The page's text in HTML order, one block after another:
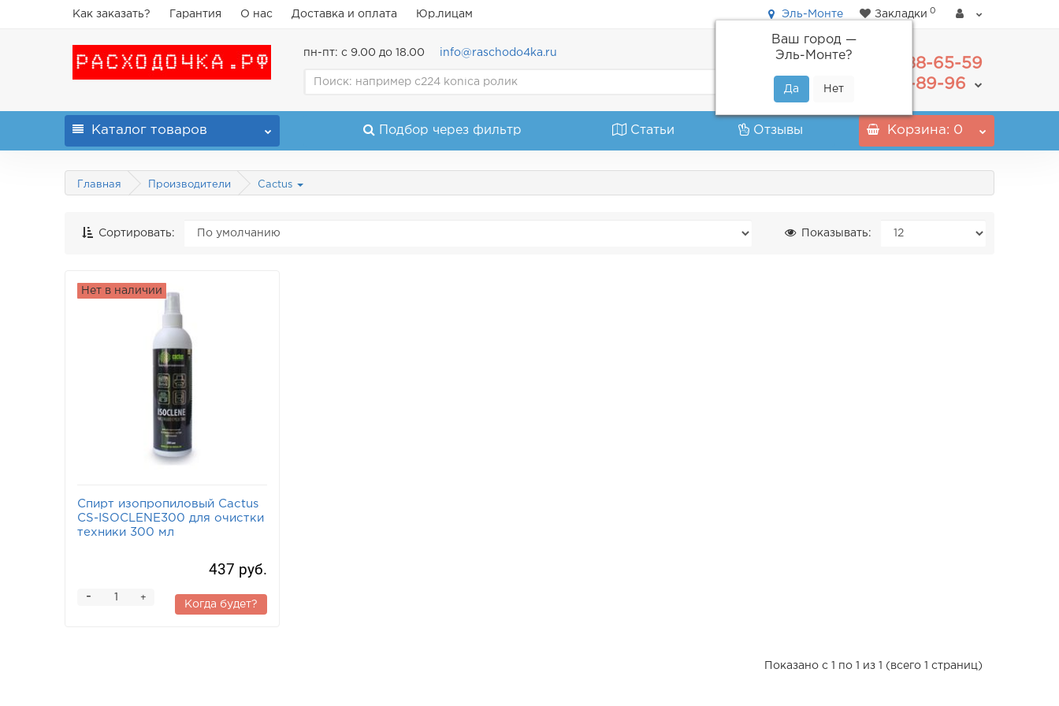
Как заказать? Гарантия О нас Доставка и оплата Юр.лицам Эль-Монте
Ваш город —
Эль-Монте?
Закладки 0
пн-пт: с 9.00 до 18.00 info@raschodo4ka.ru
488-65-59
+7(800) 555-89-96
Каталог товаров Подбор через фильтр Статьи Отзывы Корзина: 0
Главная Производители Cactus
Сортировать: Показывать:
Нет в наличии
Спирт изопропиловый Cactus
CS-ISOCLENE300 для очистки
техники 300 мл
437 руб.
+
-
Когда будет?
Показано с 1 по 1 из 1 (всего 1 страниц)